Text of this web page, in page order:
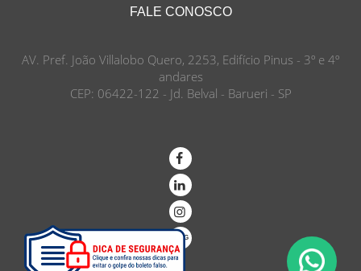
FALE CONOSCO
AV. Pref. João Villalobo Quero, 2253, Edifício Pinus - 3º e 4º
andares
CEP: 06422-122 - Jd. Belval - Barueri - SP
BLOG